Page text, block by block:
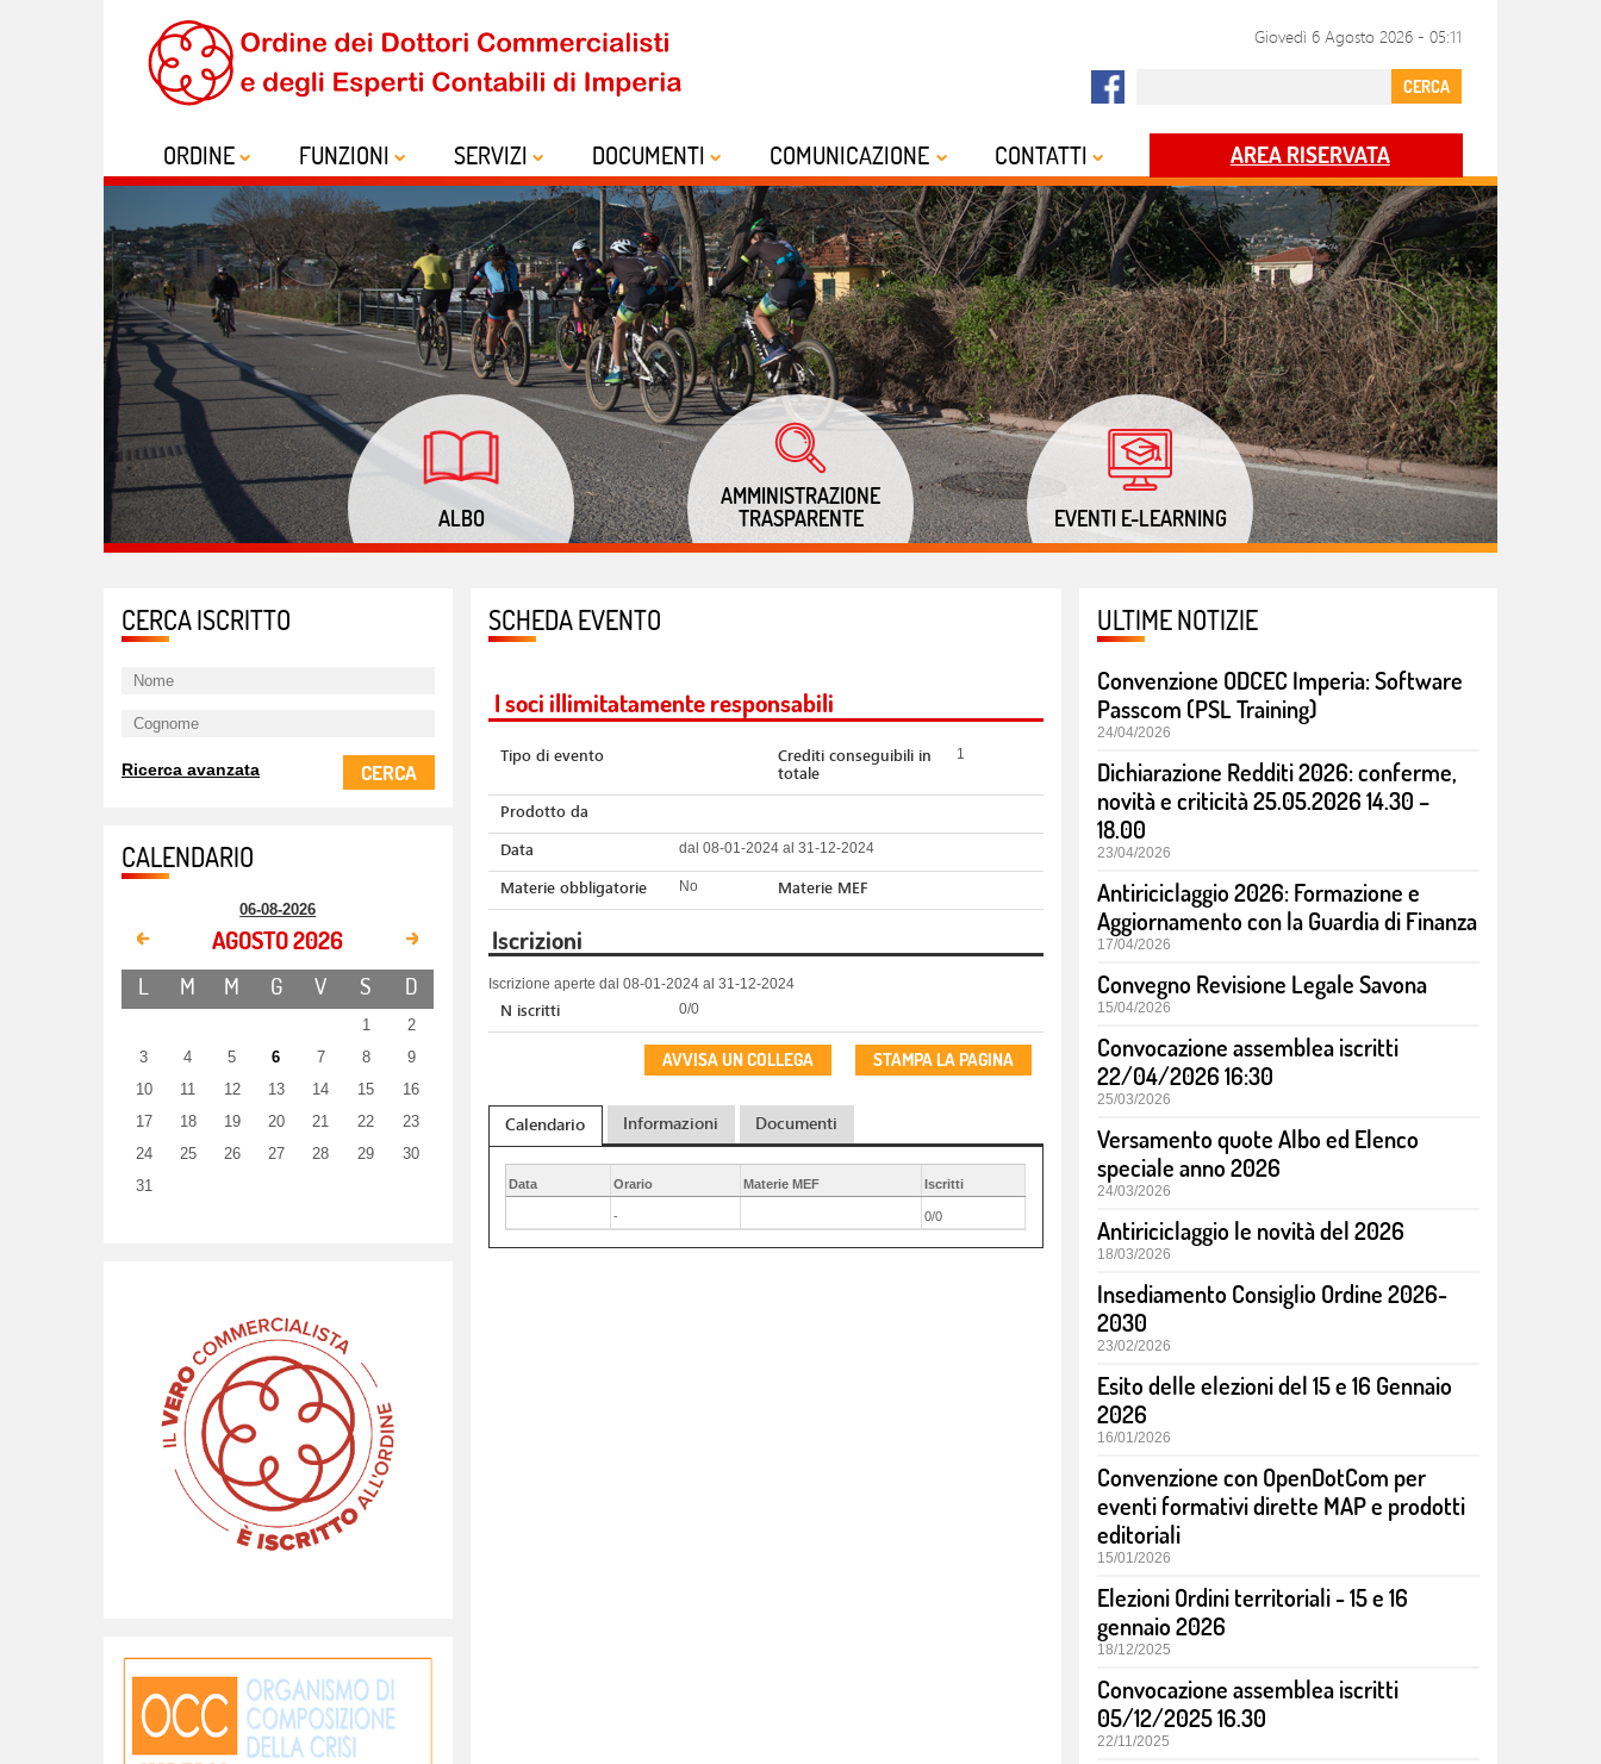
Giovedì 6 Agosto 2026 - 05:11
CERCA
ORDINE FUNZIONI SERVIZI DOCUMENTI COMUNICAZIONE CONTATTI AREA RISERVATA
ALBO
AMMINISTRAZIONE
TRASPARENTE
EVENTI E-LEARNING
SCHEDA EVENTO
I soci illimitatamente responsabili
Tipo di evento
Crediti conseguibili in
totale
1
Prodotto da
Data
dal 08-01-2024 al 31-12-2024
Materie obbligatorie No Materie MEF
Iscrizioni
Iscrizione aperte dal 08-01-2024 al 31-12-2024
N iscritti 0/0
STAMPA LA PAGINA
AVVISA UN COLLEGA
Calendario Informazioni Documenti
Data Orario Materie MEF Iscritti
- 0/0
ULTIME NOTIZIE
Convenzione ODCEC Imperia: Software
Passcom (PSL Training)
24/04/2026
Dichiarazione Redditi 2026: conferme,
novità e criticità 25.05.2026 14.30 –
18.00
23/04/2026
Antiriciclaggio 2026: Formazione e
Aggiornamento con la Guardia di Finanza
17/04/2026
Convegno Revisione Legale Savona
15/04/2026
Convocazione assemblea iscritti
22/04/2026 16:30
25/03/2026
Versamento quote Albo ed Elenco
speciale anno 2026
24/03/2026
Antiriciclaggio le novità del 2026
18/03/2026
Insediamento Consiglio Ordine 2026-
2030
23/02/2026
Esito delle elezioni del 15 e 16 Gennaio
2026
16/01/2026
Convenzione con OpenDotCom per
eventi formativi dirette MAP e prodotti
editoriali
15/01/2026
Elezioni Ordini territoriali - 15 e 16
gennaio 2026
18/12/2025
Convocazione assemblea iscritti
05/12/2025 16.30
22/11/2025
CERCA ISCRITTO
CERCA
Ricerca avanzata
CALENDARIO
06-08-2026
AGOSTO 2026
L M M G V S D
1
2
3
4 5 6 7 8
9
10
11 12 13 14 15
16
17
18 19 20 21 22
23
24
25 26 27 28 29
30
31